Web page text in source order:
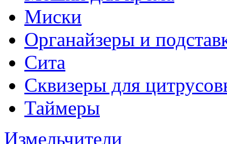
Миски
Органайзеры и
Сита
Сквизеры для
Таймеры
Измельчители